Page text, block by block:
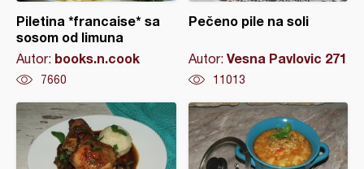
Piletina *francaise* sa
sosom od limuna
Autor: books.n.cook
7660
Pečeno pile na soli
Autor: Vesna Pavlovic 271
11013